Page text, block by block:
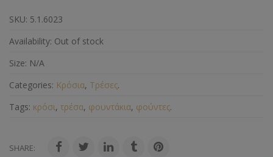
SKU: 5.1.6023
Availability: Out of stock
Size: N/A
Categories: Κρόσια, Τρέσες.
Tags: κρόσι, τρέσα, φουντάκια, φούντες.
SHARE: